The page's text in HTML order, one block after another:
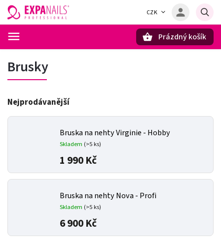
CZK
Prázdný košík
Brusky
Nejprodávanější
Bruska na nehty Virginie - Hobby
Skladem (>5 ks)
1 990 Kč
Bruska na nehty Nova - Profi
Skladem (>5 ks)
6 900 Kč